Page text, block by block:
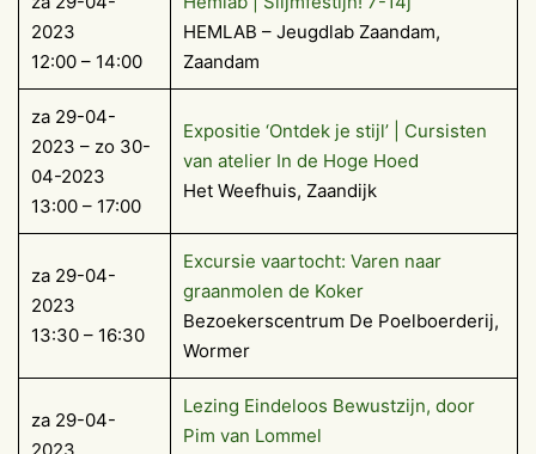
2023
12:00 – 14:00
HEMLAB – Jeugdlab Zaandam,
Zaandam
za 29-04-
2023 – zo 30-
04-2023
13:00 – 17:00
Expositie ‘Ontdek je stijl’ | Cursisten
van atelier In de Hoge Hoed
Het Weefhuis, Zaandijk
za 29-04-
2023
13:30 – 16:30
Excursie vaartocht: Varen naar
graanmolen de Koker
Bezoekerscentrum De Poelboerderij,
Wormer
za 29-04-
Lezing Eindeloos Bewustzijn, door
Pim van Lommel